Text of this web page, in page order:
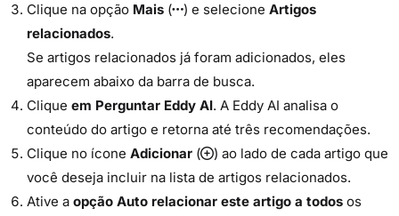
Clique na opção Mais ( ) e selecione Artigos
relacionados.
Se artigos relacionados já foram adicionados, eles
aparecem abaixo da barra de busca.
Clique em Perguntar Eddy AI. A Eddy AI analisa o
conteúdo do artigo e retorna até três recomendações.
Clique no ícone Adicionar (
) ao lado de cada artigo que
você deseja incluir na lista de artigos relacionados.
Ative a opção Auto relacionar este artigo a todos os